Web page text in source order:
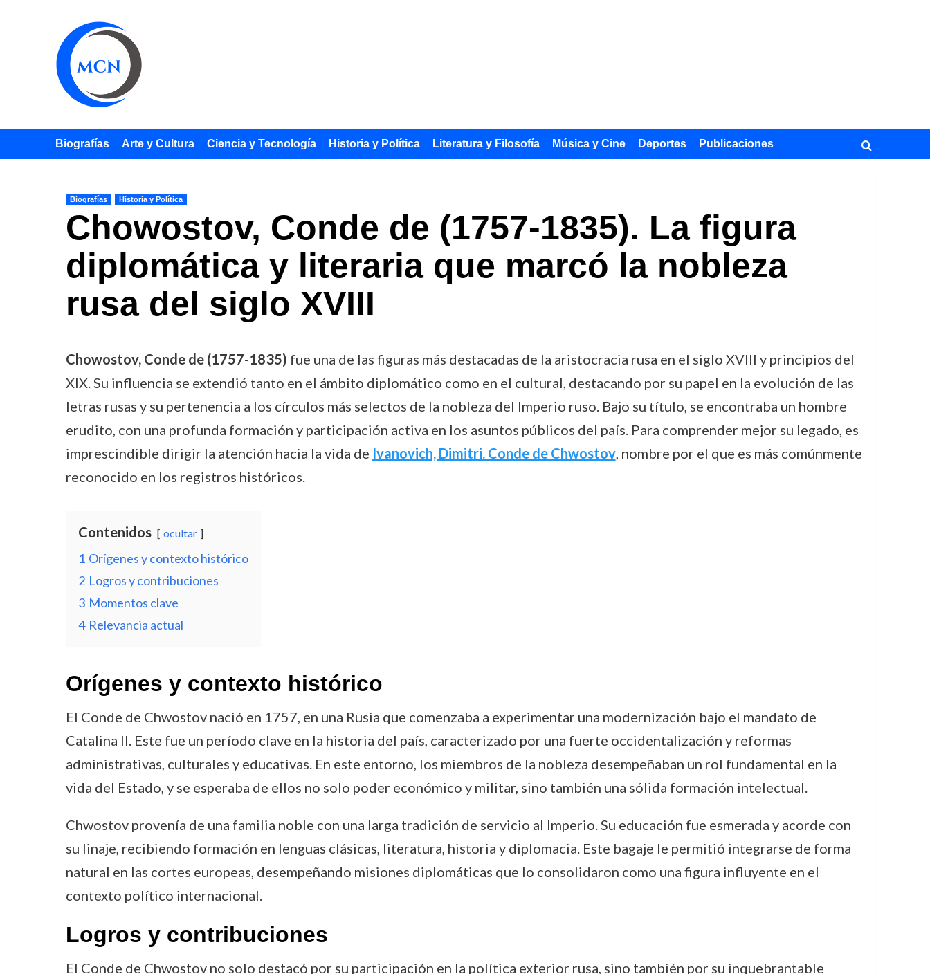
Biografías Arte y Cultura Ciencia y Tecnología Historia y Política Literatura y Filosofía Música y Cine Deportes Publicaciones
Biografías Historia y Política
Chowostov, Conde de (1757-1835). La figura
diplomática y literaria que marcó la nobleza
rusa del siglo XVIII
Chowostov, Conde de (1757-1835) fue una de las figuras más destacadas de la aristocracia rusa en el siglo XVIII y principios del
XIX. Su influencia se extendió tanto en el ámbito diplomático como en el cultural, destacando por su papel en la evolución de las
letras rusas y su pertenencia a los círculos más selectos de la nobleza del Imperio ruso. Bajo su título, se encontraba un hombre
erudito, con una profunda formación y participación activa en los asuntos públicos del país. Para comprender mejor su legado, es
imprescindible dirigir la atención hacia la vida de Ivanovich, Dimitri. Conde de Chwostov, nombre por el que es más comúnmente
reconocido en los registros históricos.
Contenidos ocultar
1 Orígenes y contexto histórico
2 Logros y contribuciones
3 Momentos clave
4 Relevancia actual
Orígenes y contexto histórico
El Conde de Chwostov nació en 1757, en una Rusia que comenzaba a experimentar una modernización bajo el mandato de
Catalina II. Este fue un período clave en la historia del país, caracterizado por una fuerte occidentalización y reformas
administrativas, culturales y educativas. En este entorno, los miembros de la nobleza desempeñaban un rol fundamental en la
vida del Estado, y se esperaba de ellos no solo poder económico y militar, sino también una sólida formación intelectual.
Chwostov provenía de una familia noble con una larga tradición de servicio al Imperio. Su educación fue esmerada y acorde con
su linaje, recibiendo formación en lenguas clásicas, literatura, historia y diplomacia. Este bagaje le permitió integrarse de forma
natural en las cortes europeas, desempeñando misiones diplomáticas que lo consolidaron como una figura influyente en el
contexto político internacional.
Logros y contribuciones
El Conde de Chwostov no solo destacó por su participación en la política exterior rusa, sino también por su inquebrantable